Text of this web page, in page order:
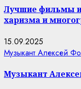
Лучшие фильмы
харизма и
15.09.2025
Музыкант Алексей
Музыкант